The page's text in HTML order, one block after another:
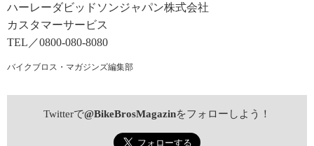
ハーレーダビッドソンジャパン株式会社
カスタマーサービス
TEL／0800-080-8080
バイクブロス・マガジンズ編集部
Twitterで@BikeBrosMagazinをフォローしよう！